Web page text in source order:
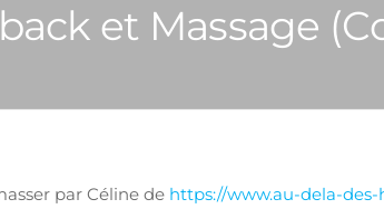
et Massage
par Céline de https://www.au-dela-des-